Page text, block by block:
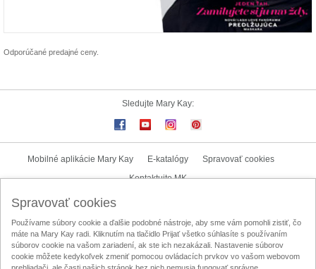
Odporúčané predajné ceny.
Sledujte Mary Kay:
Mobilné aplikácie Mary Kay E-katalógy
Spravovať cookies
Kontaktujte MK
Mary Kay InTouch
Lokalizátor nezávislých kozmetických poradkýň
Oznamovací kanál
Licenčná zmluva na obsah vytvorený užívateľom
Spravovať cookies
Používame súbory cookie a ďalšie podobné nástroje, aby sme vám pomohli zistiť, čo
máte na Mary Kay radi. Kliknutím na tlačidlo Prijať všetko súhlasíte s používaním
súborov cookie na vašom zariadení, ak ste ich nezakázali. Nastavenie súborov
cookie môžete kedykoľvek zmeniť pomocou ovládacích prvkov vo vašom webovom